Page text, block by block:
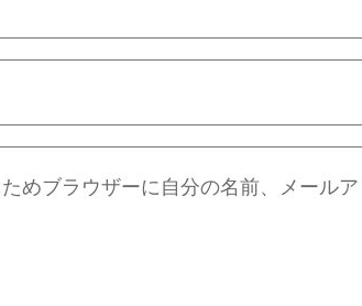
めブラウザーに自分の名前、メールア